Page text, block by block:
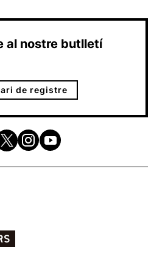
al nostre butlletí
de registre